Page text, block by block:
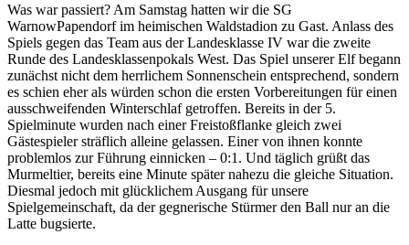
Was war passiert? Am Samstag hatten wir die SG
WarnowPapendorf im heimischen Waldstadion zu Gast. Anlass des
Spiels gegen das Team aus der Landesklasse IV war die zweite
Runde des Landesklassenpokals West. Das Spiel unserer Elf begann
zunächst nicht dem herrlichem Sonnenschein entsprechend, sondern
es schien eher als würden schon die ersten Vorbereitungen für einen
ausschweifenden Winterschlaf getroffen. Bereits in der 5.
Spielminute wurden nach einer Freistoßflanke gleich zwei
Gästespieler sträflich alleine gelassen. Einer von ihnen konnte
problemlos zur Führung einnicken – 0:1. Und täglich grüßt das
Murmeltier, bereits eine Minute später nahezu die gleiche Situation.
Diesmal jedoch mit glücklichem Ausgang für unsere
Spielgemeinschaft, da der gegnerische Stürmer den Ball nur an die
Latte bugsierte.